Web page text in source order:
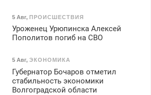
5 Авг, ПРОИСШЕСТВИЯ
Уроженец Урюпинска Алексей
Пополитов погиб на СВО
5 Авг, ЭКОНОМИКА
Губернатор Бочаров отметил
стабильность экономики
Волгоградской области